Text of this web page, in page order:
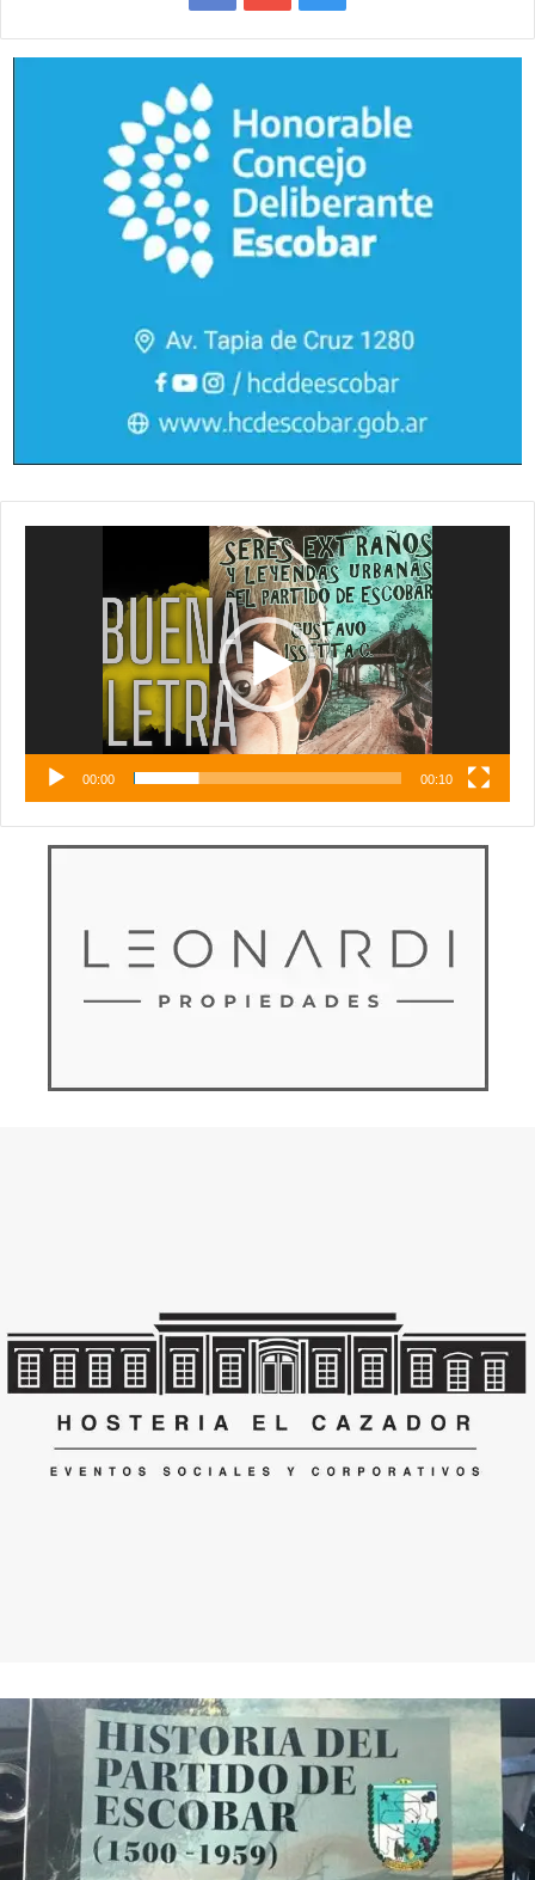
00:00 00:10